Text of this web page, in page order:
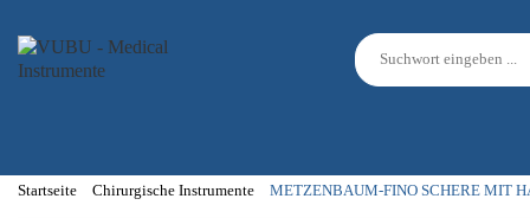
Startseite Chirurgische Instrumente METZENBAUM-FINO SCHERE MIT